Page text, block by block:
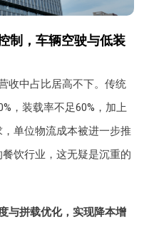
制，车辆空驶与低装
收中占比居高不下。传统
，装载率不足60%，加上
单位物流成本被进一步推
饮行业，这无疑是沉重的
与拼载优化，实现降本增